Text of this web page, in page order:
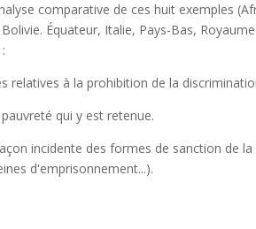
comparative de ces huit exemples
Équateur, Italie, Pays-Bas,
relatives à la prohibition de la
qui y est retenue.
incidente des formes de sanction de
d'emprisonnement...).